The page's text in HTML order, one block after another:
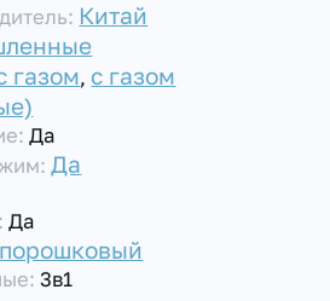
Китай
газом, с газом
Да
Да
Да
порошковый
3в1